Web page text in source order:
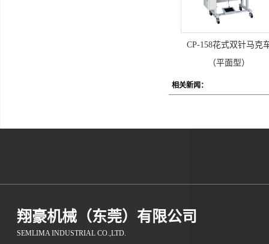
CP-158花式双针马克
（平面型）
相关新闻：
翔豪机械（东莞）有限公司
SEMLIMA INDUSTRIAL CO.,LTD.